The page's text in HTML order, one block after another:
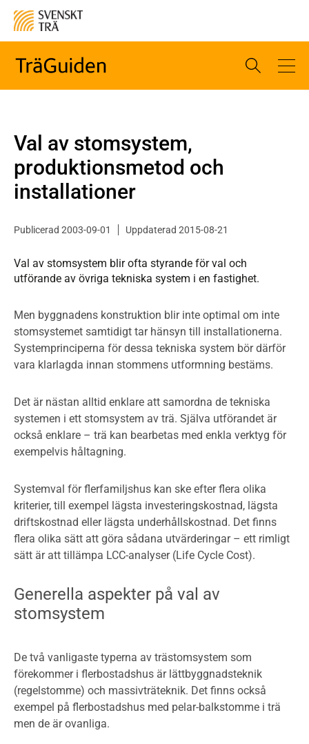
Val av stomsystem,
produktionsmetod och
installationer
Publicerad 2003-09-01 Uppdaterad 2015-08-21
Val av stomsystem blir ofta styrande för val och
utförande av övriga tekniska system i en fastighet.
Men byggnadens konstruktion blir inte optimal om inte
stomsystemet samtidigt tar hänsyn till installationerna.
Systemprinciperna för dessa tekniska system bör därför
vara klarlagda innan stommens utformning bestäms.
Det är nästan alltid enklare att samordna de tekniska
systemen i ett stomsystem av trä. Själva utförandet är
också enklare – trä kan bearbetas med enkla verktyg för
exempelvis håltagning.
Systemval för flerfamiljshus kan ske efter flera olika
kriterier, till exempel lägsta investeringskostnad, lägsta
driftskostnad eller lägsta underhållskostnad. Det finns
flera olika sätt att göra sådana utvärderingar – ett rimligt
sätt är att tillämpa LCC-analyser (Life Cycle Cost).
Generella aspekter på val av
stomsystem
De två vanligaste typerna av trästomsystem som
förekommer i flerbostadshus är lättbyggnadsteknik
(regelstomme) och massivträteknik. Det finns också
exempel på flerbostadshus med pelar-balkstomme i trä
men de är ovanliga.